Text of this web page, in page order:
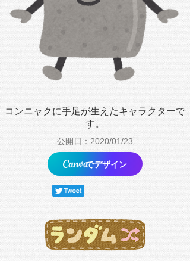
コンニャクに手足が生えたキャラクターで
す。
公開日：2020/01/23
でデザイン